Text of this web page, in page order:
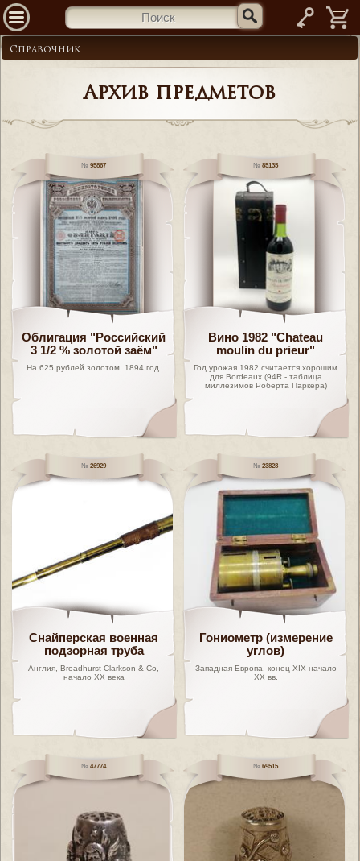
—
Справочник
Архив предметов
95867
Облигация "Российский
3 1/2 % золотой заём"
На 625 рублей золотом. 1894 год.
85135
Вино 1982 "Chateau
moulin du prieur"
Год урожая 1982 считается хорошим
для Bordeaux (94R - таблица
миллезимов Роберта Паркера)
26929
Снайперская военная
подзорная труба
Англия, Broadhurst Clarkson & Co,
начало XX века
23828
Гониометр (измерение
углов)
Западная Европа, конец XIX начало
XX вв.
47774 69515